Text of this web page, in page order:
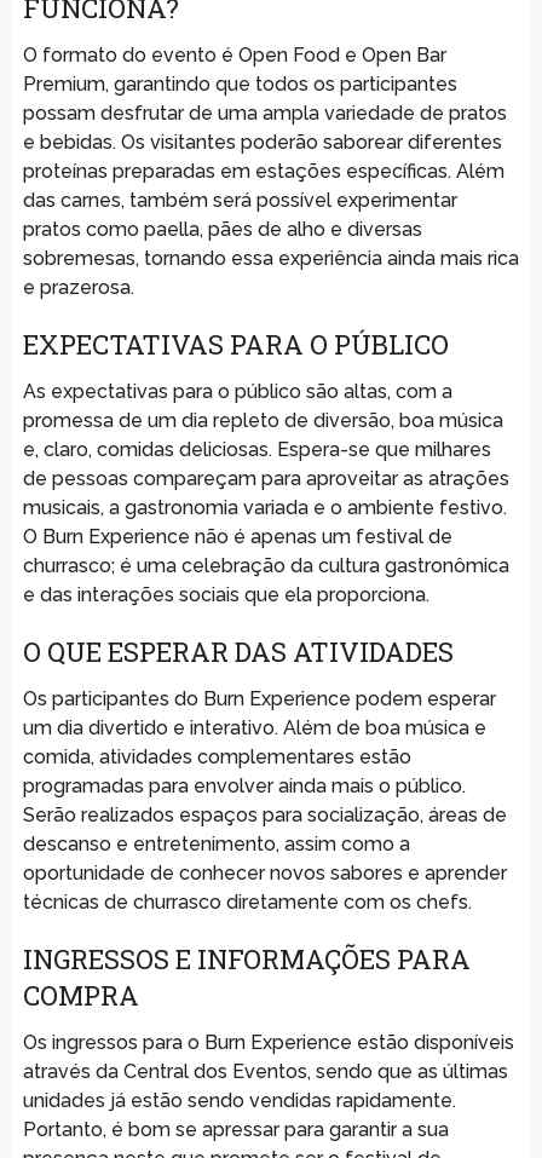
FUNCIONA?
O formato do evento é Open Food e Open Bar
Premium, garantindo que todos os participantes
possam desfrutar de uma ampla variedade de pratos
e bebidas. Os visitantes poderão saborear diferentes
proteínas preparadas em estações específicas. Além
das carnes, também será possível experimentar
pratos como paella, pães de alho e diversas
sobremesas, tornando essa experiência ainda mais rica
e prazerosa.
EXPECTATIVAS PARA O PÚBLICO
As expectativas para o público são altas, com a
promessa de um dia repleto de diversão, boa música
e, claro, comidas deliciosas. Espera-se que milhares
de pessoas compareçam para aproveitar as atrações
musicais, a gastronomia variada e o ambiente festivo.
O Burn Experience não é apenas um festival de
churrasco; é uma celebração da cultura gastronômica
e das interações sociais que ela proporciona.
O QUE ESPERAR DAS ATIVIDADES
Os participantes do Burn Experience podem esperar
um dia divertido e interativo. Além de boa música e
comida, atividades complementares estão
programadas para envolver ainda mais o público.
Serão realizados espaços para socialização, áreas de
descanso e entretenimento, assim como a
oportunidade de conhecer novos sabores e aprender
técnicas de churrasco diretamente com os chefs.
INGRESSOS E INFORMAÇÕES PARA
COMPRA
Os ingressos para o Burn Experience estão disponíveis
através da Central dos Eventos, sendo que as últimas
unidades já estão sendo vendidas rapidamente.
Portanto, é bom se apressar para garantir a sua